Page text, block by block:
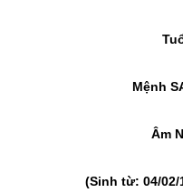
Mệnh
Âm
(Sinh từ: 04/02/